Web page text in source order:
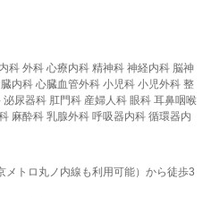
科 外科 心療内科 精神科 神経内科 脳神
内科 心臓血管外科 小児科 小児外科 整
尿器科 肛門科 産婦人科 眼科 耳鼻咽喉
麻酔科 乳腺外科 呼吸器内科 循環器内
メトロ丸ノ内線も利用可能）から徒歩3